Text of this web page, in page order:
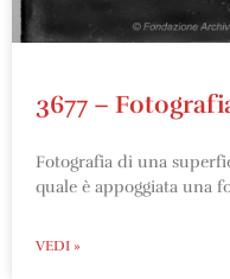
3677 –
Fotografia di una
quale è appoggiata una
VEDI »